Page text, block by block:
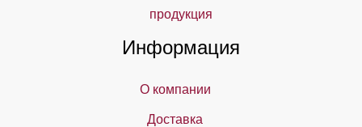
продукция
Информация
О компании
Доставка